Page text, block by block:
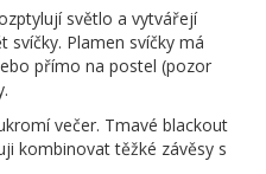
světlo a vytvářejí
Plamen svíčky má
přímo na postel (pozor
večer. Tmavé blackout
kombinovat těžké závěsy s